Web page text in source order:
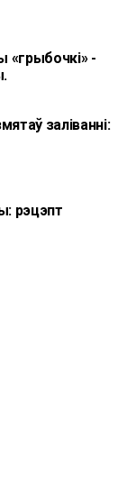
«грыбочкі» -
заліванні:
рэцэпт